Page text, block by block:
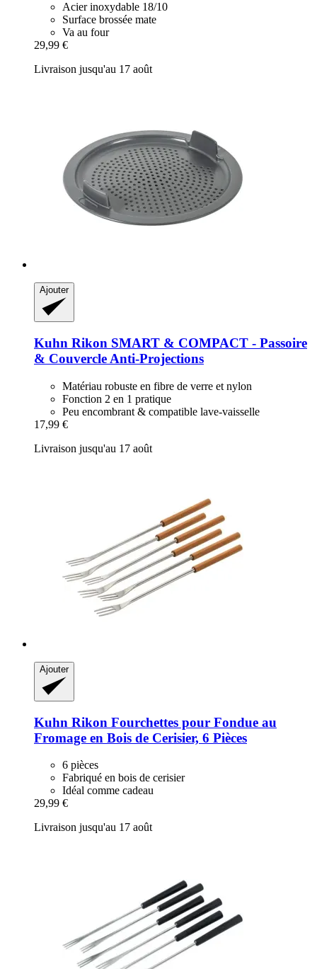
Acier inoxydable 18/10
Surface brossée mate
Va au four
29,99 €
Livraison jusqu'au 17 août
Ajouter
Kuhn Rikon SMART & COMPACT -​ Passoire
& Couvercle Anti-​Projections
Matériau robuste en fibre de verre et nylon
Fonction 2 en 1 pratique
Peu encombrant & compatible lave-vaisselle
17,99 €
Livraison jusqu'au 17 août
Ajouter
Kuhn Rikon Fourchettes pour Fondue au
Fromage en Bois de Cerisier, 6 Pièces
6 pièces
Fabriqué en bois de cerisier
Idéal comme cadeau
29,99 €
Livraison jusqu'au 17 août